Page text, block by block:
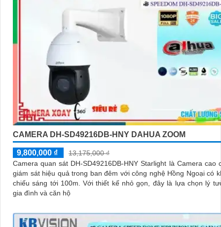
CAMERA DH-SD49216DB-HNY DAHUA ZOOM
9,800,000 ₫
13,175,000 ₫
Camera quan sát DH-SD49216DB-HNY Starlight là Camera cao
giám sát hiệu quả trong ban đêm với công nghệ Hồng Ngoại có
chiếu sáng tới 100m. Với thiết kế nhỏ gọn, đây là lựa chọn lý tưởng cho
gia đình và căn hộ